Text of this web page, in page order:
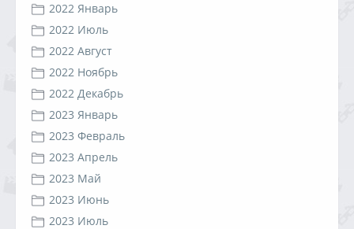
2022 Январь
2022 Июль
2022 Август
2022 Ноябрь
2022 Декабрь
2023 Январь
2023 Февраль
2023 Апрель
2023 Май
2023 Июнь
2023 Июль